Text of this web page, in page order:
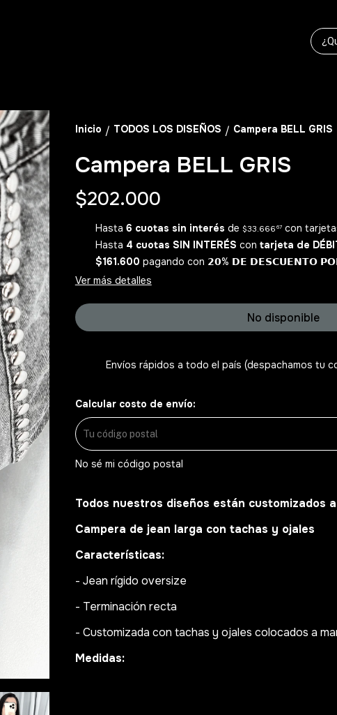
Inicio / TODOS LOS DISEÑOS / Campera BELL GRIS
Campera BELL GRIS
$202.000
Hasta 6 cuotas sin interés de $33.666 67con
Hasta 4 cuotas SIN INTERÉS con tarjeta de
$161.600 pagando con 𝟮𝟬% 𝗗𝗘 𝗗𝗘𝗦𝗖𝗨𝗘𝗡𝗧𝗢
Ver más detalles
No disponible
Envíos rápidos a todo el país (despachamos tu
Calcular costo de envío:
No sé mi código postal
Todos nuestros diseños están customizados
Campera de jean larga con tachas y ojales
Características:
- Jean rígido oversize
- Terminación recta
- Customizada con tachas y ojales colocados a
Medidas: